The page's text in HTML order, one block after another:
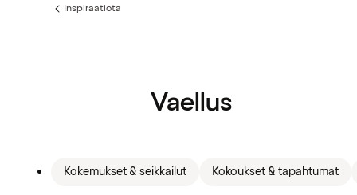
Edellinen
Inspiraatiota
Vaellus
Kokemukset & seikkailut Kokoukset & tapahtumat